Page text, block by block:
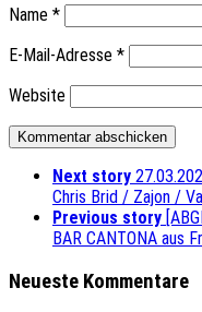
Name *
E-Mail-Adresse *
Website
Next story
Chris Brid / Zajon /
Previous story
BAR CANTONA aus
Neueste Kommentare